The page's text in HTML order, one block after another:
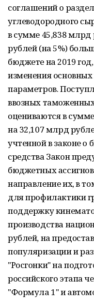
соглашений о
углеводородного
в сумме 45,838 млрд
рублей (на 5%)
бюджете на 2019
изменения
параметров.
ввозных
оцениваются в
на 32,107 млрд
учтенной в законе о
средства Закон
бюджетных
направление их, в
для профилактики
поддержку
производства
рублей, на
популяризации и
"Росгонки" на
российского этапа
"Формула 1" и